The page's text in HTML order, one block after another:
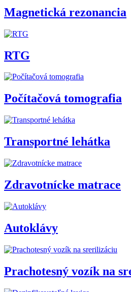
Magnetická rezonancia
RTG
Počítačová tomografia
Transportné lehátka
Zdravotnícke matrace
Autoklávy
Prachotesný vozík na